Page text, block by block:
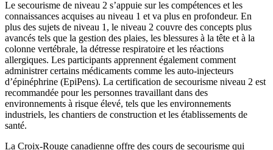
Le secourisme de niveau 2 s’appuie sur les compétences et les
connaissances acquises au niveau 1 et va plus en profondeur. En
plus des sujets de niveau 1, le niveau 2 couvre des concepts plus
avancés tels que la gestion des plaies, les blessures à la tête et à la
colonne vertébrale, la détresse respiratoire et les réactions
allergiques. Les participants apprennent également comment
administrer certains médicaments comme les auto-injecteurs
d’épinéphrine (EpiPens). La certification de secourisme niveau 2 est
recommandée pour les personnes travaillant dans des
environnements à risque élevé, tels que les environnements
industriels, les chantiers de construction et les établissements de
santé.
La Croix‑Rouge canadienne offre des cours de secourisme qui